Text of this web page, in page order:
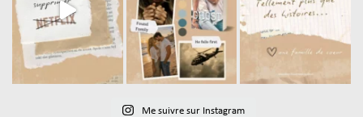
Me suivre sur Instagram